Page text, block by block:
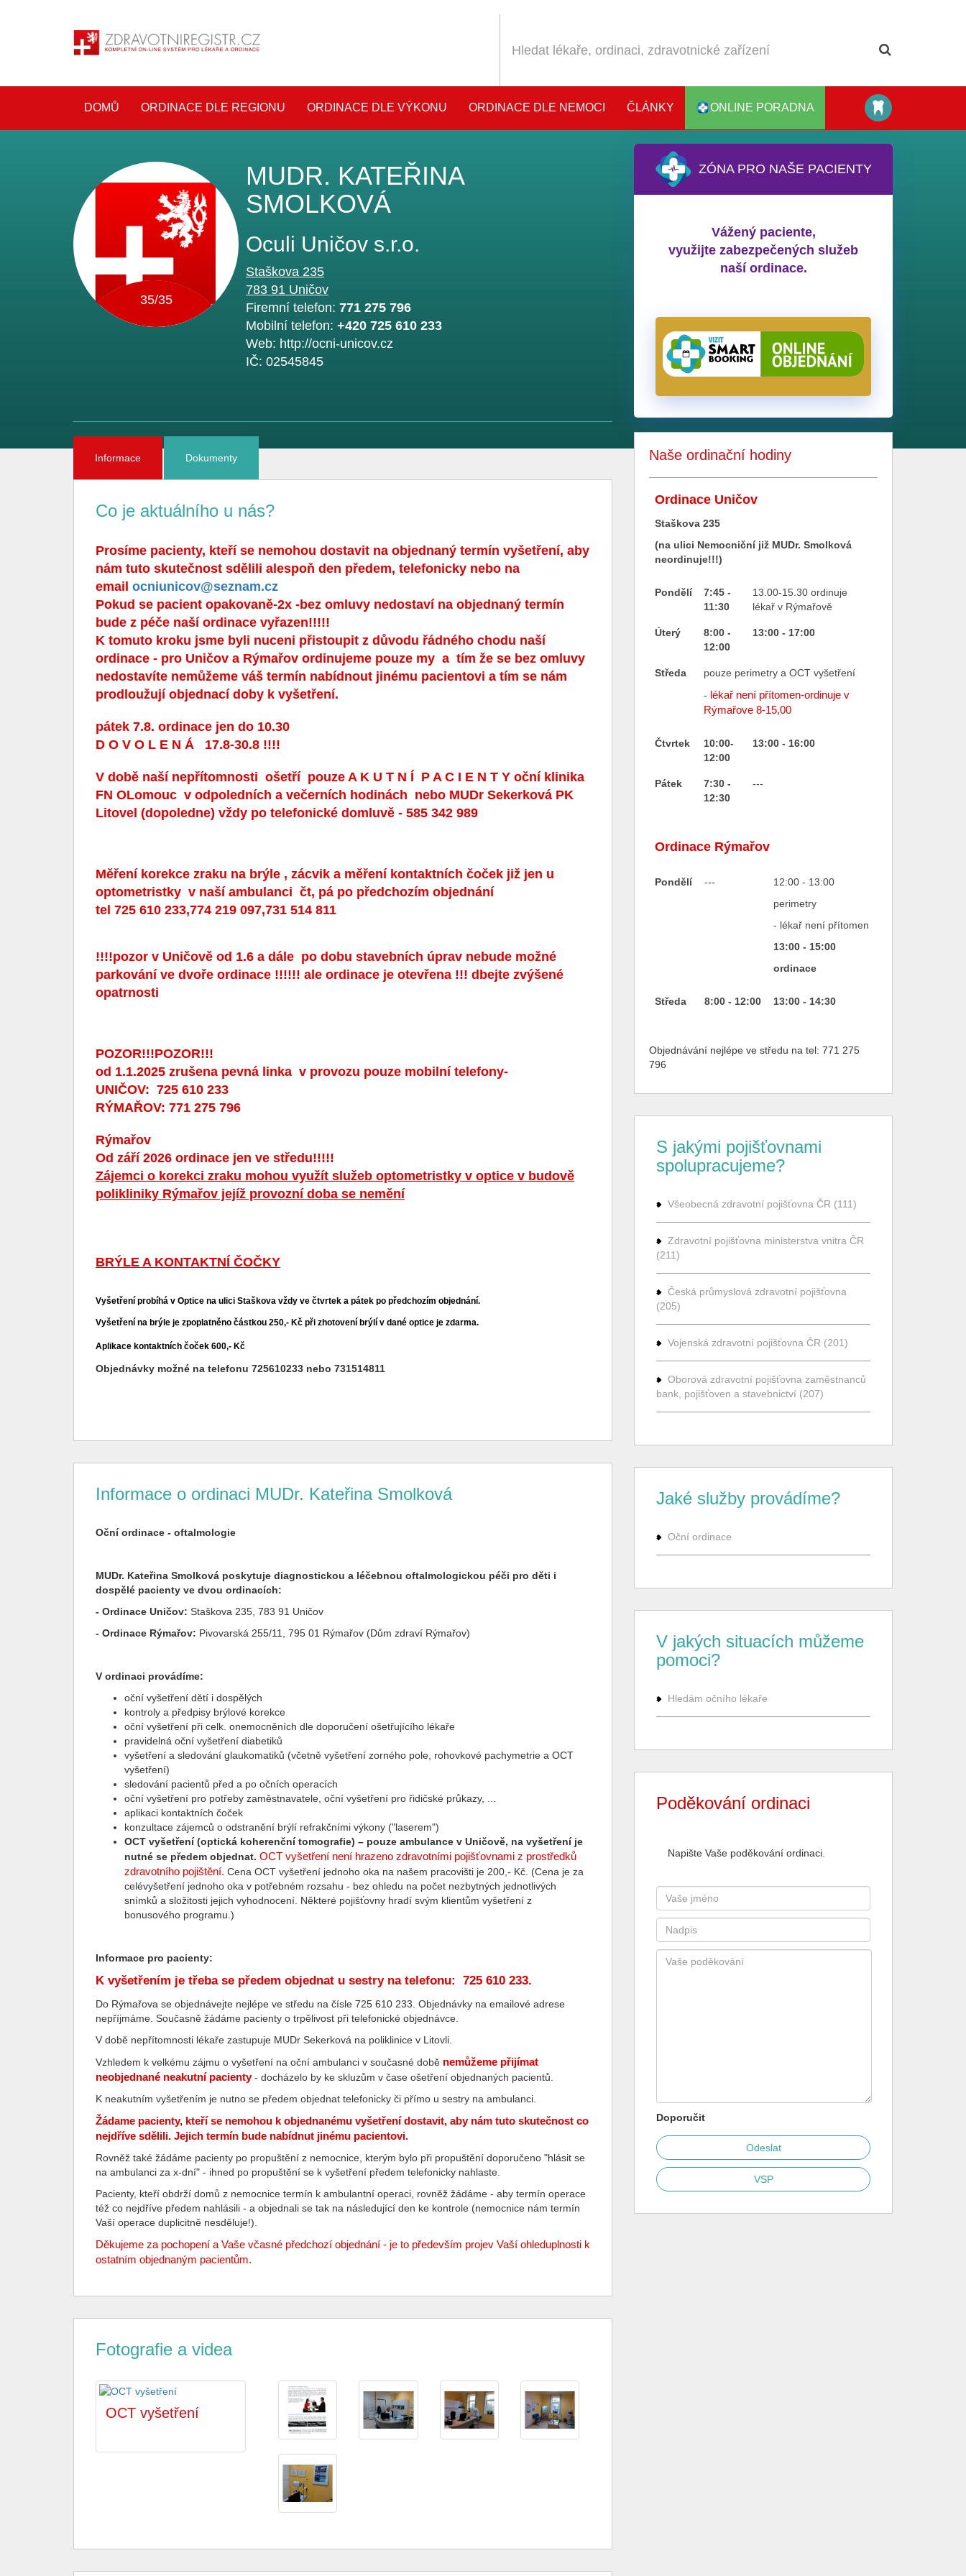
DOMŮ ORDINACE DLE REGIONU ORDINACE DLE VÝKONU ORDINACE DLE NEMOCI ČLÁNKY ONLINE PORADNA
35/35
MUDR. KATEŘINA
SMOLKOVÁ
Oculi Uničov s.r.o.
Staškova 235
783 91 Uničov
Firemní telefon: 771 275 796
Mobilní telefon: +420 725 610 233
Web: http://ocni-unicov.cz
IČ: 02545845
Informace Dokumenty
Co je aktuálního u nás?
Prosíme pacienty, kteří se nemohou dostavit na objednaný termín vyšetření, aby
nám tuto skutečnost sdělili alespoň den předem, telefonicky nebo na
email ocniunicov@seznam.cz
Pokud se pacient opakovaně-2x -bez omluvy nedostaví na objednaný termín
bude z péče naší ordinace vyřazen!!!!!
K tomuto kroku jsme byli nuceni přistoupit z důvodu řádného chodu naší
ordinace - pro Uničov a Rýmařov ordinujeme pouze my a tím že se bez omluvy
nedostavíte nemůžeme váš termín nabídnout jinému pacientovi a tím se nám
prodloužují objednací doby k vyšetření.
pátek 7.8. ordinace jen do 10.30
D O V O L E N Á 17.8-30.8 !!!!
V době naší nepřítomnosti ošetří pouze A K U T N Í P A C I E N T Y oční klinika
FN OLomouc v odpoledních a večerních hodinách nebo MUDr Sekerková PK
Litovel (dopoledne) vždy po telefonické domluvě - 585 342 989
Měření korekce zraku na brýle , zácvik a měření kontaktních čoček již jen u
optometristky v naší ambulanci čt, pá po předchozím objednání
tel 725 610 233,774 219 097,731 514 811
!!!!pozor v Uničově od 1.6 a dále po dobu stavebních úprav nebude možné
parkování ve dvoře ordinace !!!!!! ale ordinace je otevřena !!! dbejte zvýšené
opatrnosti
POZOR!!!POZOR!!!
od 1.1.2025 zrušena pevná linka v provozu pouze mobilní telefony-
UNIČOV: 725 610 233
RÝMAŘOV: 771 275 796
Rýmařov
Od září 2026 ordinace jen ve středu!!!!!
Zájemci o korekci zraku mohou využít služeb optometristky v optice v budově
polikliniky Rýmařov jejíž provozní doba se nemění
BRÝLE A KONTAKTNÍ ČOČKY
Vyšetření probíhá v Optice na ulici Staškova vždy ve čtvrtek a pátek po předchozím objednání.
Vyšetření na brýle je zpoplatněno částkou 250,- Kč při zhotovení brýlí v dané optice je zdarma.
Aplikace kontaktních čoček 600,- Kč
Objednávky možné na telefonu 725610233 nebo 731514811
Informace o ordinaci MUDr. Kateřina Smolková
Oční ordinace - oftalmologie
MUDr. Kateřina Smolková poskytuje diagnostickou a léčebnou oftalmologickou péči pro děti i
dospělé pacienty ve dvou ordinacích:
- Ordinace Uničov: Staškova 235, 783 91 Uničov
- Ordinace Rýmařov: Pivovarská 255/11, 795 01 Rýmařov (Dům zdraví Rýmařov)
V ordinaci provádíme:
oční vyšetření dětí i dospělých
kontroly a předpisy brýlové korekce
oční vyšetření při celk. onemocněních dle doporučení ošetřujícího lékaře
pravidelná oční vyšetření diabetiků
vyšetření a sledování glaukomatiků (včetně vyšetření zorného pole, rohovkové pachymetrie a OCT
vyšetření)
sledování pacientů před a po očních operacích
oční vyšetření pro potřeby zaměstnavatele, oční vyšetření pro řidičské průkazy, ...
aplikaci kontaktních čoček
konzultace zájemců o odstranění brýlí refrakčními výkony ("laserem")
OCT vyšetření (optická koherenční tomografie) – pouze ambulance v Uničově, na vyšetření je
nutné se předem objednat. OCT vyšetření není hrazeno zdravotními pojišťovnami z prostředků
zdravotního pojištění. Cena OCT vyšetření jednoho oka na našem pracovišti je 200,- Kč. (Cena je za
celévyšetření jednoho oka v potřebném rozsahu - bez ohledu na počet nezbytných jednotlivých
snímků a složitosti jejich vyhodnocení. Některé pojišťovny hradí svým klientům vyšetření z
bonusového programu.)
Informace pro pacienty:
K vyšetřením je třeba se předem objednat u sestry na telefonu: 725 610 233.
Do Rýmařova se objednávejte nejlépe ve středu na čísle 725 610 233. Objednávky na emailové adrese
nepříjmáme. Současně žádáme pacienty o trpělivost při telefonické objednávce.
V době nepřítomnosti lékaře zastupuje MUDr Sekerková na poliklinice v Litovli.
Vzhledem k velkému zájmu o vyšetření na oční ambulanci v současné době nemůžeme přijímat
neobjednané neakutní pacienty - docházelo by ke skluzům v čase ošetření objednaných pacientů.
K neakutním vyšetřením je nutno se předem objednat telefonicky či přímo u sestry na ambulanci.
Žádame pacienty, kteří se nemohou k objednanému vyšetření dostavit, aby nám tuto skutečnost co
nejdříve sdělili. Jejich termín bude nabídnut jinému pacientovi.
Rovněž také žádáme pacienty po propuštění z nemocnice, kterým bylo při propuštění doporučeno "hlásit se
na ambulanci za x-dní" - ihned po propuštění se k vyšetření předem telefonicky nahlaste.
Pacienty, kteří obdrží domů z nemocnice termín k ambulantní operaci, rovněž žádáme - aby termín operace
též co nejdříve předem nahlásili - a objednali se tak na následující den ke kontrole (nemocnice nám termín
Vaší operace duplicitně nesděluje!).
Děkujeme za pochopení a Vaše včasné předchozí objednání - je to především projev Vaší ohleduplnosti k
ostatním objednaným pacientům.
Fotografie a videa
OCT vyšetření
ZÓNA PRO NAŠE PACIENTY
Vážený paciente,
využijte zabezpečených služeb
naší ordinace.
Naše ordinační hodiny
Ordinace Uničov
Staškova 235
(na ulici Nemocniční již MUDr. Smolková
neordinuje!!!)
Pondělí
7:45 -
11:30
13.00-15.30 ordinuje
lékař v Rýmařově
Úterý
8:00 -
12:00
13:00 - 17:00
Středa
pouze perimetry a OCT vyšetření
- lékař není přítomen-ordinuje v
Rýmařove 8-15,00
Čtvrtek
10:00-
12:00
13:00 - 16:00
Pátek
7:30 -
12:30
---
Ordinace Rýmařov
Pondělí ---
12:00 - 13:00
perimetry
- lékař není přítomen
13:00 - 15:00
ordinace
Středa 8:00 - 12:00 13:00 - 14:30
Objednávání nejlépe ve středu na tel: 771 275
796
S jakými pojišťovnami
spolupracujeme?
Všeobecná zdravotní pojišťovna ČR (111)
Zdravotní pojišťovna ministerstva vnitra ČR
(211)
Česká průmyslová zdravotní pojišťovna
(205)
Vojenská zdravotní pojišťovna ČR (201)
Oborová zdravotní pojišťovna zaměstnanců
bank, pojišťoven a stavebnictví (207)
Jaké služby provádíme?
Oční ordinace
V jakých situacích můžeme
pomoci?
Hledám očního lékaře
Poděkování ordinaci
Napište Vaše poděkování ordinaci.
Doporučit
VSP